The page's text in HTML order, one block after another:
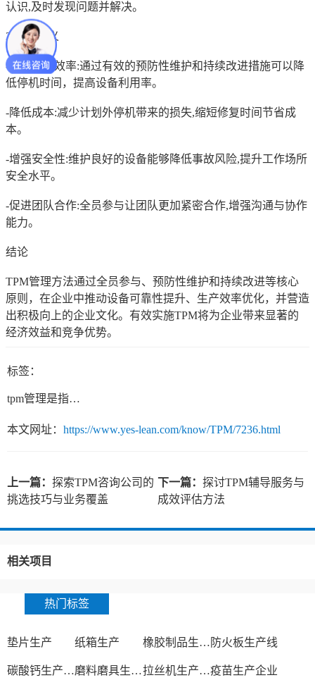
认识,及时发现问题并解决。
3.实践意义
-提高生产效率:通过有效的预防性维护和持续改进措施可以降
低停机时间，提高设备利用率。
-降低成本:减少计划外停机带来的损失,缩短修复时间节省成
本。
-增强安全性:维护良好的设备能够降低事故风险,提升工作场所
安全水平。
-促进团队合作:全员参与让团队更加紧密合作,增强沟通与协作
能力。
结论
TPM管理方法通过全员参与、预防性维护和持续改进等核心
原则，在企业中推动设备可靠性提升、生产效率优化，并营造
出积极向上的企业文化。有效实施TPM将为企业带来显著的
经济效益和竞争优势。
标签：
tpm管理是指什么
本文网址： https://www.yes-lean.com/know/TPM/7236.html
上一篇： 探索TPM咨询公司的
挑选技巧与业务覆盖
下一篇： 探讨TPM辅导服务与
成效评估方法
相关项目
热门标签
垫片生产 纸箱生产 橡胶制品生产厂 防火板生产线
碳酸钙生产设备 磨料磨具生产厂家 拉丝机生产厂家疫苗生产企业